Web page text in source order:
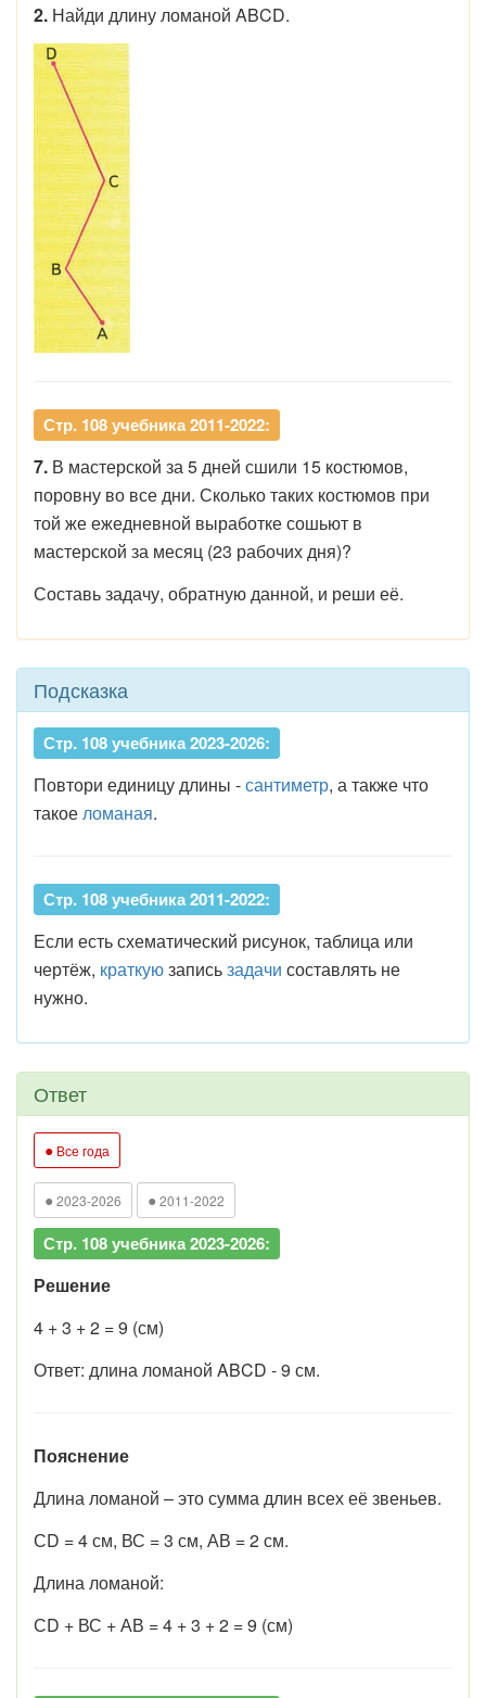
2. Найди длину ломаной ABCD.
Стр. 108 учебника 2011-2022:
7. В мастерской за 5 дней сшили 15 костюмов,
поровну во все дни. Сколько таких костюмов при
той же ежедневной выработке сошьют в
мастерской за месяц (23 рабочих дня)?
Составь задачу, обратную данной, и реши её.
Подсказка
Стр. 108 учебника 2023-2026:
Повтори единицу длины -сантиметр, а также что
такоеломаная.
Стр. 108 учебника 2011-2022:
Если есть схематический рисунок, таблица или
чертёж, краткуюзаписьзадачи составлять не
нужно.
Ответ
● Все года
● 2023-2026 ● 2011-2022
Стр. 108 учебника 2023-2026:
Решение
4 + 3 + 2 = 9 (см)
Ответ: длина ломаной ABCD - 9 см.
Пояснение
Длина ломаной – это сумма длин всех её звеньев.
СD = 4 см, ВС = 3 см, АВ = 2 см.
Длина ломаной:
СD + ВС + АВ = 4 + 3 + 2 = 9 (см)